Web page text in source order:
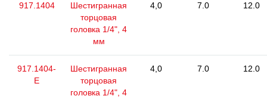
917.1404
Шестигранная
торцовая
головка 1/4", 4
мм
4,0 7.0 12.0
917.1404-
E
Шестигранная
торцовая
головка 1/4", 4
4,0 7.0 12.0